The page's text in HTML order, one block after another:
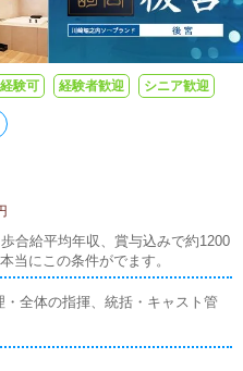
験可 経験者歓迎 シニア歓迎
合給平均年収、賞与込みで約1200
当にこの条件がでます。
・全体の指揮、統括・キャスト管